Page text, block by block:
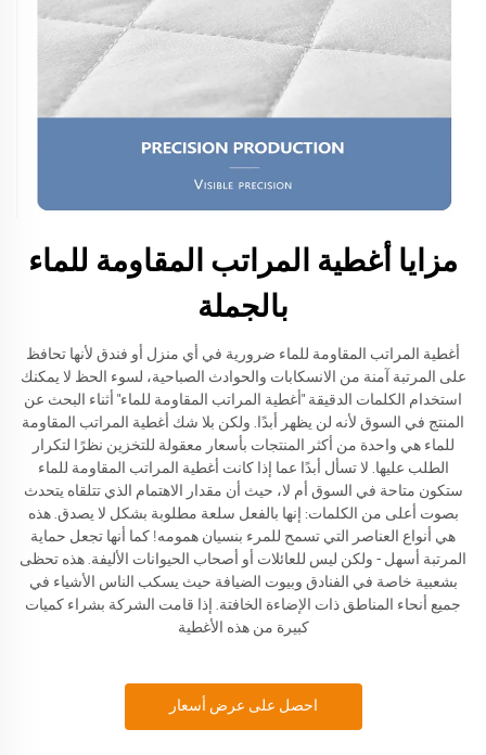
مزايا أغطية المراتب المقاومة للماء
بالجملة
أغطية المراتب المقاومة للماء ضرورية في أي منزل أو فندق لأنها تحافظ
على المرتبة آمنة من الانسكابات والحوادث الصباحية، لسوء الحظ لا يمكنك
استخدام الكلمات الدقيقة "أغطية المراتب المقاومة للماء" أثناء البحث عن
المنتج في السوق لأنه لن يظهر أبدًا. ولكن بلا شك أغطية المراتب المقاومة
للماء هي واحدة من أكثر المنتجات بأسعار معقولة للتخزين نظرًا لتكرار
الطلب عليها. لا تسأل أبدًا عما إذا كانت أغطية المراتب المقاومة للماء
ستكون متاحة في السوق أم لا، حيث أن مقدار الاهتمام الذي تتلقاه يتحدث
بصوت أعلى من الكلمات: إنها بالفعل سلعة مطلوبة بشكل لا يصدق. هذه
هي أنواع العناصر التي تسمح للمرء بنسيان همومه! كما أنها تجعل حماية
المرتبة أسهل - ولكن ليس للعائلات أو أصحاب الحيوانات الأليفة. هذه تحظى
بشعبية خاصة في الفنادق وبيوت الضيافة حيث يسكب الناس الأشياء في
جميع أنحاء المناطق ذات الإضاءة الخافتة. إذا قامت الشركة بشراء كميات
كبيرة من هذه الأغطية
احصل على عرض أسعار